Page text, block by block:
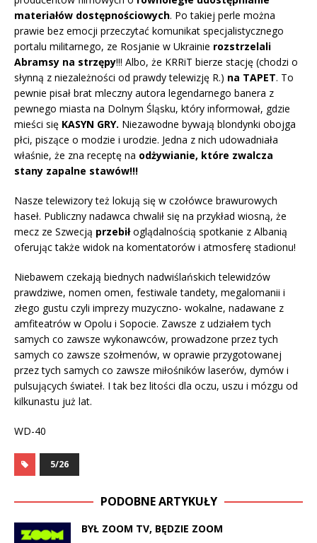
materiałów dostępnościowych. Po takiej perle można
prawie bez emocji przeczytać komunikat specjalistycznego
portalu militarnego, ze Rosjanie w Ukrainie rozstrzelali
Abramsy na strzępy!!! Albo, że KRRiT bierze stację (chodzi o
słynną z niezależności od prawdy telewizję R.) na TAPET. To
pewnie pisał brat mleczny autora legendarnego banera z
pewnego miasta na Dolnym Śląsku, który informował, gdzie
mieści się KASYN GRY. Niezawodne bywają blondynki obojga
płci, piszące o modzie i urodzie. Jedna z nich udowadniała
właśnie, że zna receptę na odżywianie, które zwalcza
stany zapalne stawów!!!
Nasze telewizory też lokują się w czołówce brawurowych
haseł. Publiczny nadawca chwalił się na przykład wiosną, że
mecz ze Szwecją przebiłoglądalnością spotkanie z Albanią
oferując także widok na komentatorów i atmosferę stadionu!
Niebawem czekają biednych nadwiślańskich telewidzów
prawdziwe, nomen omen, festiwale tandety, megalomanii i
złego gustu czyli imprezy muzyczno- wokalne, nadawane z
amfiteatrów w Opolu i Sopocie. Zawsze z udziałem tych
samych co zawsze wykonawców, prowadzone przez tych
samych co zawsze szołmenów, w oprawie przygotowanej
przez tych samych co zawsze miłośników laserów, dymów i
pulsujących świateł. I tak bez litości dla oczu, uszu i mózgu od
kilkunastu już lat.
WD-40
5/26
PODOBNE ARTYKUŁY
BYŁ ZOOM TV, BĘDZIE ZOOM